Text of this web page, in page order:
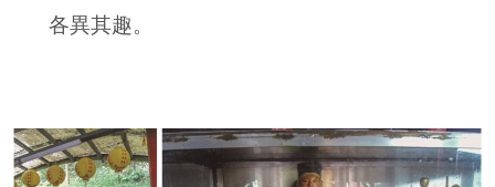
各異其趣。